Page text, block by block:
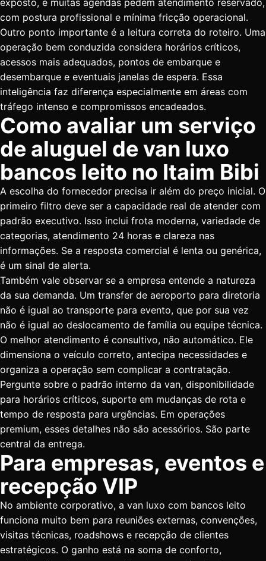
exposto, e muitas agendas pedem atendimento reservado,
com postura profissional e mínima fricção operacional.
Outro ponto importante é a leitura correta do roteiro. Uma
operação bem conduzida considera horários críticos,
acessos mais adequados, pontos de embarque e
desembarque e eventuais janelas de espera. Essa
inteligência faz diferença especialmente em áreas com
tráfego intenso e compromissos encadeados.
Como avaliar um serviço
de aluguel de van luxo
bancos leito no Itaim Bibi
A escolha do fornecedor precisa ir além do preço inicial. O
primeiro filtro deve ser a capacidade real de atender com
padrão executivo. Isso inclui frota moderna, variedade de
categorias, atendimento 24 horas e clareza nas
informações. Se a resposta comercial é lenta ou genérica,
é um sinal de alerta.
Também vale observar se a empresa entende a natureza
da sua demanda. Um transfer de aeroporto para diretoria
não é igual ao transporte para evento, que por sua vez
não é igual ao deslocamento de família ou equipe técnica.
O melhor atendimento é consultivo, não automático. Ele
dimensiona o veículo correto, antecipa necessidades e
organiza a operação sem complicar a contratação.
Pergunte sobre o padrão interno da van, disponibilidade
para horários críticos, suporte em mudanças de rota e
tempo de resposta para urgências. Em operações
premium, esses detalhes não são acessórios. São parte
central da entrega.
Para empresas, eventos e
recepção VIP
No ambiente corporativo, a van luxo com bancos leito
funciona muito bem para reuniões externas, convenções,
visitas técnicas, roadshows e recepção de clientes
estratégicos. O ganho está na soma de conforto,